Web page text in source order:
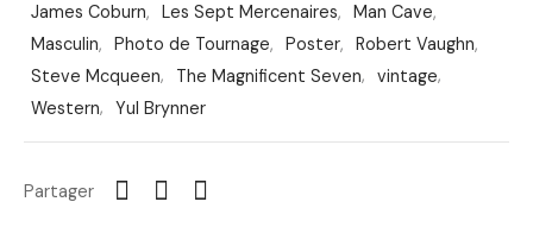
James Coburn, Les Sept Mercenaires, Man Cave,
Masculin, Photo de Tournage, Poster, Robert Vaughn,
Steve Mcqueen, The Magnificent Seven, vintage,
Western, Yul Brynner
Partager